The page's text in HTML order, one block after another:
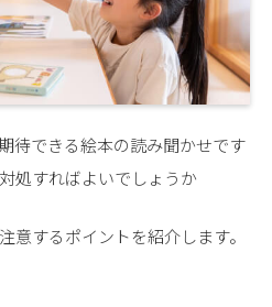
待できる絵本の読み聞かせです
処すればよいでしょうか
意するポイントを紹介します。